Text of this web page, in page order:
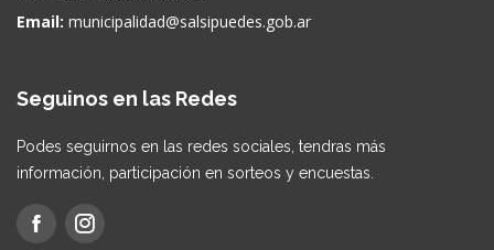
Email: municipalidad@salsipuedes.gob.ar
Seguinos en las Redes
Podes seguirnos en las redes sociales, tendras más
información, participación en sorteos y encuestas.